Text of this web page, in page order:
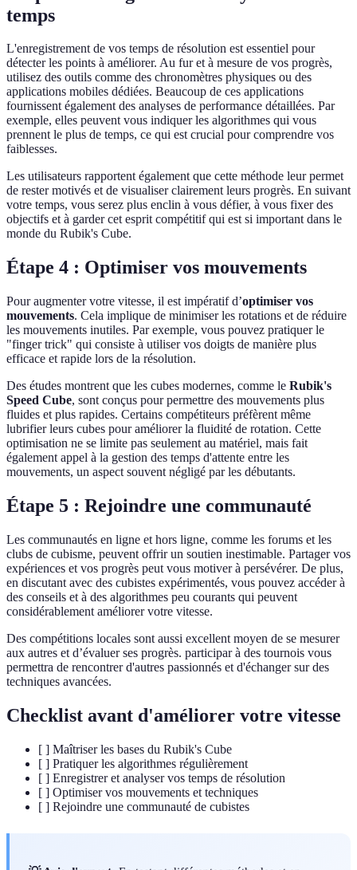
temps
L'enregistrement de vos temps de résolution est essentiel pour
détecter les points à améliorer. Au fur et à mesure de vos progrès,
utilisez des outils comme des chronomètres physiques ou des
applications mobiles dédiées. Beaucoup de ces applications
fournissent également des analyses de performance détaillées. Par
exemple, elles peuvent vous indiquer les algorithmes qui vous
prennent le plus de temps, ce qui est crucial pour comprendre vos
faiblesses.
Les utilisateurs rapportent également que cette méthode leur permet
de rester motivés et de visualiser clairement leurs progrès. En suivant
votre temps, vous serez plus enclin à vous défier, à vous fixer des
objectifs et à garder cet esprit compétitif qui est si important dans le
monde du Rubik's Cube.
Étape 4 : Optimiser vos mouvements
Pour augmenter votre vitesse, il est impératif d’optimiser vos
mouvements. Cela implique de minimiser les rotations et de réduire
les mouvements inutiles. Par exemple, vous pouvez pratiquer le
"finger trick" qui consiste à utiliser vos doigts de manière plus
efficace et rapide lors de la résolution.
Des études montrent que les cubes modernes, comme le Rubik's
Speed Cube, sont conçus pour permettre des mouvements plus
fluides et plus rapides. Certains compétiteurs préfèrent même
lubrifier leurs cubes pour améliorer la fluidité de rotation. Cette
optimisation ne se limite pas seulement au matériel, mais fait
également appel à la gestion des temps d'attente entre les
mouvements, un aspect souvent négligé par les débutants.
Étape 5 : Rejoindre une communauté
Les communautés en ligne et hors ligne, comme les forums et les
clubs de cubisme, peuvent offrir un soutien inestimable. Partager vos
expériences et vos progrès peut vous motiver à persévérer. De plus,
en discutant avec des cubistes expérimentés, vous pouvez accéder à
des conseils et à des algorithmes peu courants qui peuvent
considérablement améliorer votre vitesse.
Des compétitions locales sont aussi excellent moyen de se mesurer
aux autres et d’évaluer ses progrès. participar à des tournois vous
permettra de rencontrer d'autres passionnés et d'échanger sur des
techniques avancées.
Checklist avant d'améliorer votre vitesse
[ ] Maîtriser les bases du Rubik's Cube
[ ] Pratiquer les algorithmes régulièrement
[ ] Enregistrer et analyser vos temps de résolution
[ ] Optimiser vos mouvements et techniques
[ ] Rejoindre une communauté de cubistes